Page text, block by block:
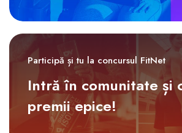
Participă și tu la concursul FitNet
Intră în comunitate și
premii epice!